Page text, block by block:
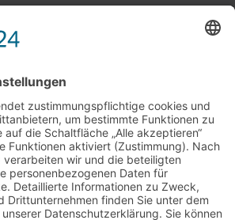
AGB & Widerruf
Liefer- und Versandkosten
Online-Streitbeilegung
Datenschutzerklärung